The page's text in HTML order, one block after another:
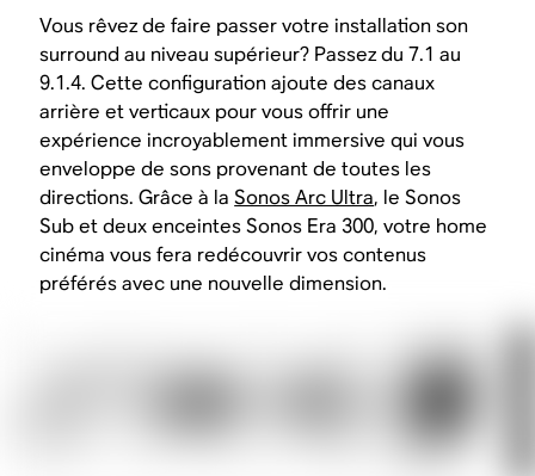
Vous rêvez de faire passer votre installation son
surround au niveau supérieur? Passez du 7.1 au
9.1.4. Cette configuration ajoute des canaux
arrière et verticaux pour vous offrir une
expérience incroyablement immersive qui vous
enveloppe de sons provenant de toutes les
directions. Grâce à laSonos Arc Ultra, le Sonos
Sub et deux enceintes Sonos Era 300, votre home
cinéma vous fera redécouvrir vos contenus
préférés avec une nouvelle dimension.